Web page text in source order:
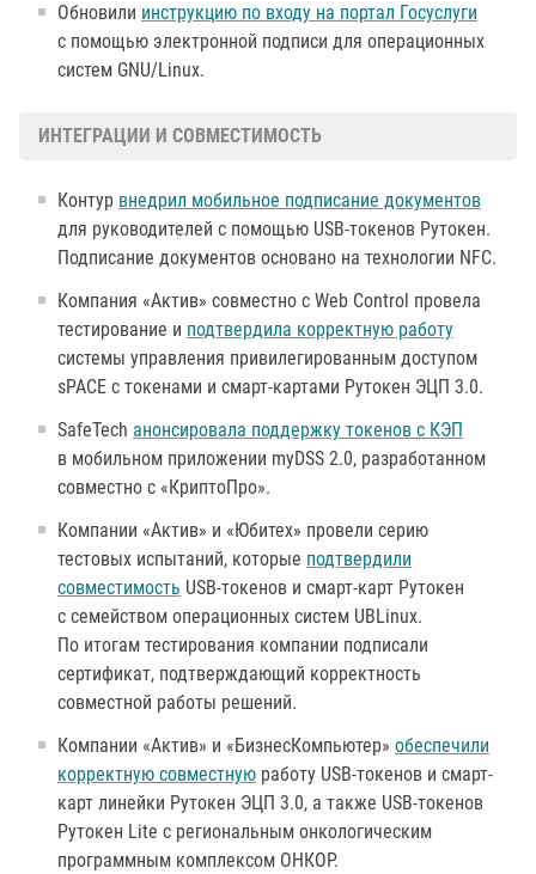
Обновили инструкцию по входу на портал Госуслуги
с помощью электронной подписи для операционных
систем GNU/Linux.
ИНТЕГРАЦИИ И СОВМЕСТИМОСТЬ
Контур внедрил мобильное подписание документов
для руководителей с помощью USB-токенов Рутокен.
Подписание документов основано на технологии NFC.
Компания «Актив» совместно с Web Control провела
тестирование и подтвердила корректную работу
системы управления привилегированным доступом
sPACE с токенами и смарт-картами Рутокен ЭЦП 3.0.
SafeTech анонсировала поддержку токенов с КЭП
в мобильном приложении myDSS 2.0, разработанном
совместно с «КриптоПро».
Компании «Актив» и «Юбитех» провели серию
тестовых испытаний, которые подтвердили
совместимость USB-токенов и смарт-карт Рутокен
с семейством операционных систем UBLinux.
По итогам тестирования компании подписали
сертификат, подтверждающий корректность
совместной работы решений.
Компании «Актив» и «БизнесКомпьютер» обеспечили
корректную совместную работу USB-токенов и смарт-
карт линейки Рутокен ЭЦП 3.0, а также USB-токенов
Рутокен Lite с региональным онкологическим
программным комплексом ОНКОР.